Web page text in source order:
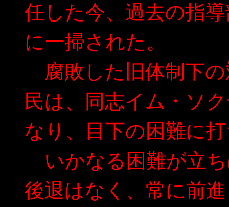
任した今、過去の指
に一掃された。
腐敗した旧体制下
民は、同志イム・ソ
なり、目下の困難に
いかなる困難が立
後退はなく、常に前